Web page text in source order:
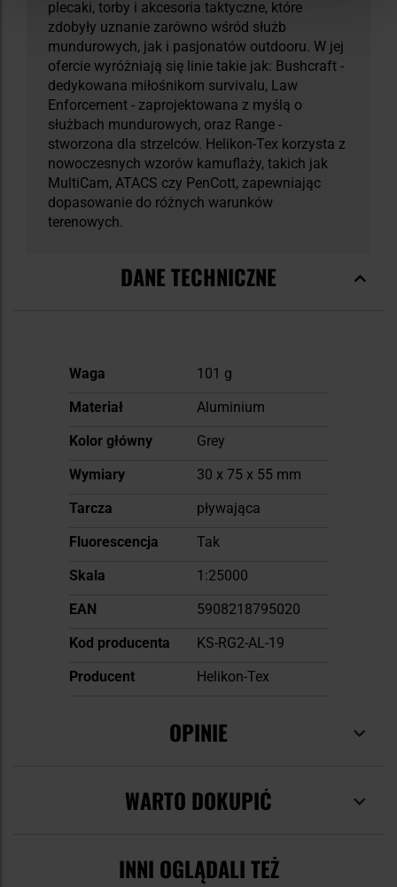
plecaki, torby i akcesoria taktyczne, które
zdobyły uznanie zarówno wśród służb
mundurowych, jak i pasjonatów outdooru. W jej
ofercie wyróżniają się linie takie jak: Bushcraft -
dedykowana miłośnikom survivalu, Law
Enforcement - zaprojektowana z myślą o
służbach mundurowych, oraz Range -
stworzona dla strzelców. Helikon-Tex korzysta z
nowoczesnych wzorów kamuflaży, takich jak
MultiCam, ATACS czy PenCott, zapewniając
dopasowanie do różnych warunków
terenowych.
DANE TECHNICZNE
Więcej
Waga
101 g
Materiał
Aluminium
Kolor główny
Grey
Wymiary
30 x 75 x 55 mm
Tarcza
pływająca
Fluorescencja
Tak
Skala
1:25000
EAN
5908218795020
Kod producenta
KS-RG2-AL-19
Producent
Helikon-Tex
OPINIE
WARTO DOKUPIĆ
INNI OGLĄDALI TEŻ